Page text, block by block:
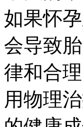
如果怀
会导致
律和合
用物理